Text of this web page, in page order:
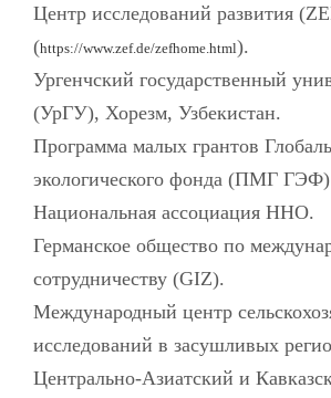
Центр исследований развития
(https://www.zef.de/zefhome.html).
Ургенчский государственный
(УрГУ), Хорезм, Узбекистан.
Программа малых грантов
экологического фонда (ПМГ ГЭФ)
Национальная ассоциация ННО.
Германское общество по
сотрудничеству (GIZ).
Международный центр
исследований в засушливых
Центрально-Азиатский и